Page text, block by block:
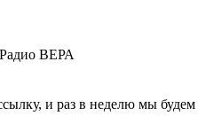
ВЕРА
и раз в неделю мы будем